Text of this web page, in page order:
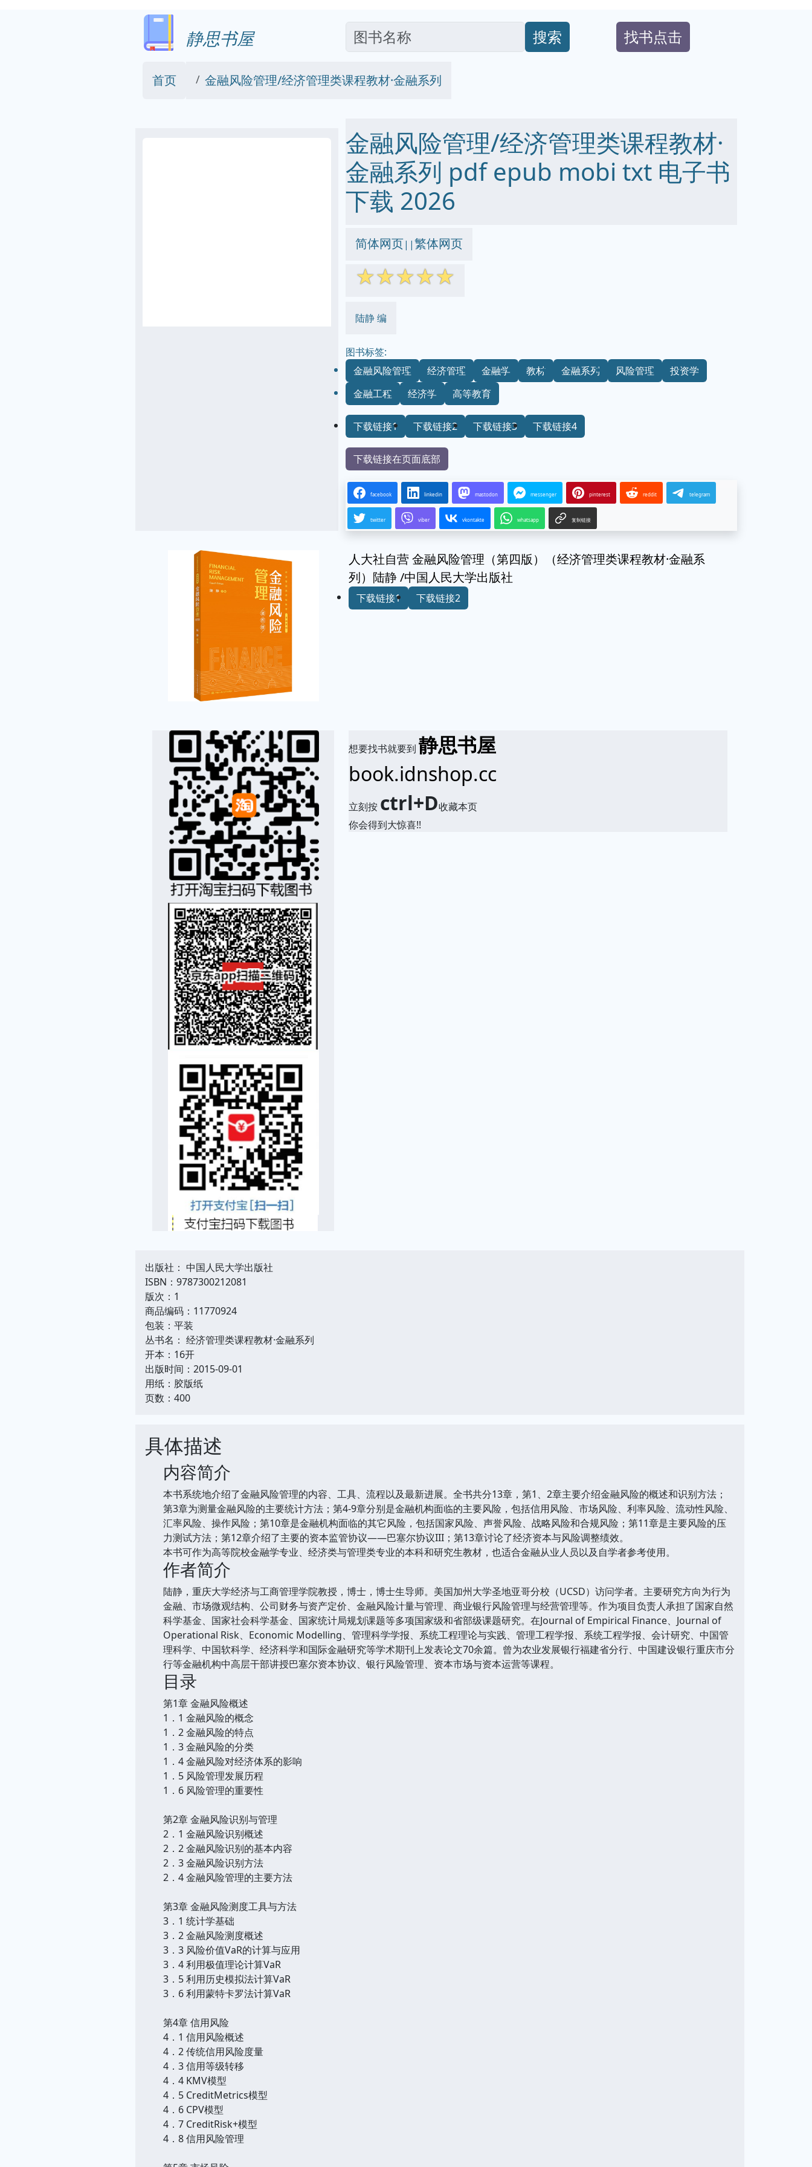
静思书屋 搜索 找书点击
首页 金融风险管理/经济管理类课程教材·金融系列
金融风险管理/经济管理类课程教材·
金融系列 pdf epub mobi txt 电子书
下载 2026
简体网页||繁体网页
☆☆☆☆☆
陆静 编
图书标签:
金融风险管理
经济管理 金融学 教材 金融系列 风险管理
投资学
金融工程
经济学 高等教育
下载链接1 下载链接2 下载链接3 下载链接4
下载链接在页面底部
facebook linkedin mastodon messenger pinterest reddit telegram
twitter viber vkontakte whatsapp 复制链接
人大社自营 金融风险管理（第四版）（经济管理类课程教材·金融系
列）陆静 /中国人民大学出版社
下载链接1 下载链接2
想要找书就要到静思书屋
book.idnshop.cc
立刻按 ctrl+D收藏本页
你会得到大惊喜!!
出版社： 中国人民大学出版社
ISBN：9787300212081
版次：1
商品编码：11770924
包装：平装
丛书名： 经济管理类课程教材·金融系列
开本：16开
出版时间：2015-09-01
用纸：胶版纸
页数：400
具体描述
内容简介
本书系统地介绍了金融风险管理的内容、工具、流程以及最新进展。全书共分13章，第1、2章主要介绍金融风险的概述和识别方法；
第3章为测量金融风险的主要统计方法；第4-9章分别是金融机构面临的主要风险，包括信用风险、市场风险、利率风险、流动性风险、
汇率风险、操作风险；第10章是金融机构面临的其它风险，包括国家风险、声誉风险、战略风险和合规风险；第11章是主要风险的压
力测试方法；第12章介绍了主要的资本监管协议——巴塞尔协议III；第13章讨论了经济资本与风险调整绩效。
本书可作为高等院校金融学专业、经济类与管理类专业的本科和研究生教材，也适合金融从业人员以及自学者参考使用。
作者简介
陆静，重庆大学经济与工商管理学院教授，博士，博士生导师。美国加州大学圣地亚哥分校（UCSD）访问学者。主要研究方向为行为
金融、市场微观结构、公司财务与资产定价、金融风险计量与管理、商业银行风险管理与经营管理等。作为项目负责人承担了国家自然
科学基金、国家社会科学基金、国家统计局规划课题等多项国家级和省部级课题研究。在Journal of Empirical Finance、Journal of
Operational Risk、Economic Modelling、管理科学学报、系统工程理论与实践、管理工程学报、系统工程学报、会计研究、中国管
理科学、中国软科学、经济科学和国际金融研究等学术期刊上发表论文70余篇。曾为农业发展银行福建省分行、中国建设银行重庆市分
行等金融机构中高层干部讲授巴塞尔资本协议、银行风险管理、资本市场与资本运营等课程。
目录
第1章 金融风险概述
1．1 金融风险的概念
1．2 金融风险的特点
1．3 金融风险的分类
1．4 金融风险对经济体系的影响
1．5 风险管理发展历程
1．6 风险管理的重要性
第2章 金融风险识别与管理
2．1 金融风险识别概述
2．2 金融风险识别的基本内容
2．3 金融风险识别方法
2．4 金融风险管理的主要方法
第3章 金融风险测度工具与方法
3．1 统计学基础
3．2 金融风险测度概述
3．3 风险价值VaR的计算与应用
3．4 利用极值理论计算VaR
3．5 利用历史模拟法计算VaR
3．6 利用蒙特卡罗法计算VaR
第4章 信用风险
4．1 信用风险概述
4．2 传统信用风险度量
4．3 信用等级转移
4．4 KMV模型
4．5 CreditMetrics模型
4．6 CPV模型
4．7 CreditRisk+模型
4．8 信用风险管理